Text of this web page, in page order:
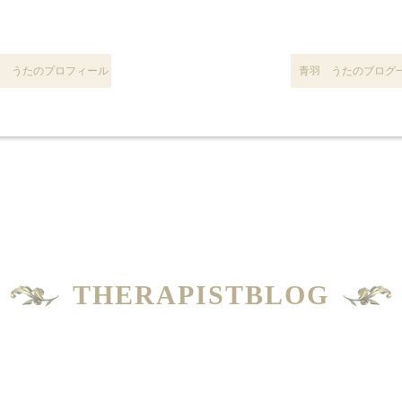
うたのプロフィール 青羽 うたのブログ
THERAPISTBLOG